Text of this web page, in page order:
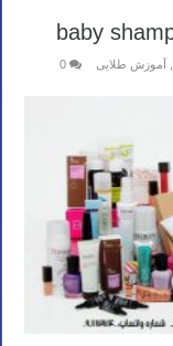
آموزش طلایی
0